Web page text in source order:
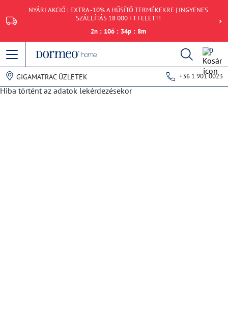
NYÁRI AKCIÓ | EXTRA -10% A HŰSÍTŐ TERMÉKEKRE | INGYENES
SZÁLLÍTÁS 18 000 FT FELETT!
2n : 10ó : 34p : 8m
0
GIGAMATRAC ÜZLETEK +36 1 901 0023
Hiba történt az adatok lekérdezésekor